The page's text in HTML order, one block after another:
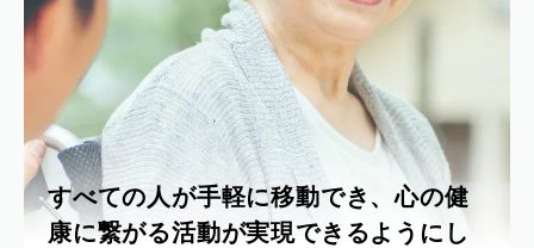
すべての人が手軽に移動でき、心の健
康に繋がる活動が実現できるようにし